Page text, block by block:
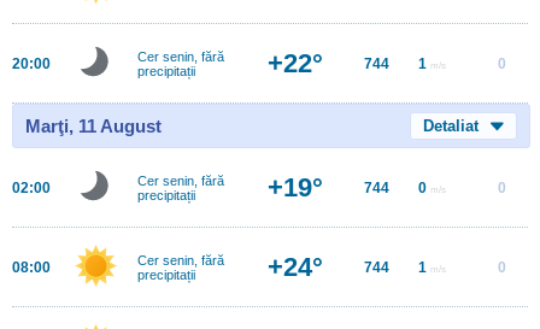
20:00
Cer senin, fără
precipitații
+22° 744 1 m/s 0
Marţi, 11 August Detaliat
02:00
Cer senin, fără
precipitații
+19° 744 0 m/s 0
08:00
Cer senin, fără
precipitații
+24° 744 1 m/s 0